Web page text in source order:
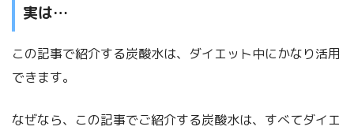
実は…
この記事で紹介する炭酸水は、ダイエット中にかなり活用
できます。
なぜなら、この記事でご紹介する炭酸水は、すべてダイエ